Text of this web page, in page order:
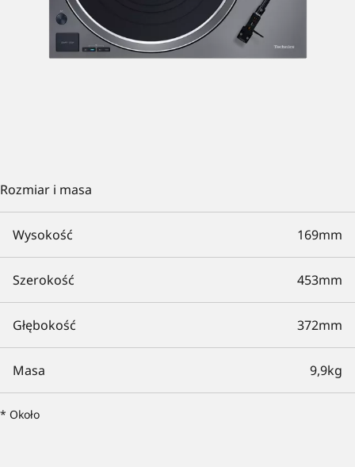
Rozmiar i masa
Wysokość 169mm
Szerokość 453mm
Głębokość 372mm
Masa 9,9kg
* Około